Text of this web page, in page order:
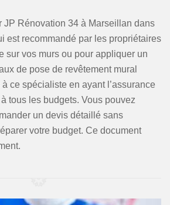
JP Rénovation 34 à Marseillan dans
est recommandé par les propriétaires
sur vos murs ou pour appliquer un
de pose de revêtement mural
ce spécialiste en ayant l’assurance
tous les budgets. Vous pouvez
un devis détaillé sans
votre budget. Ce document